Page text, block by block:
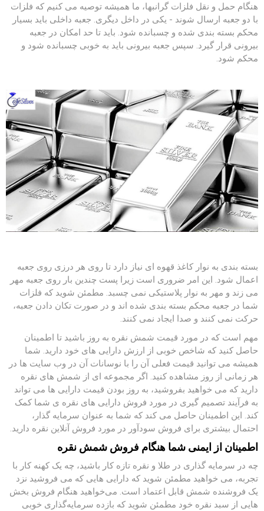
هنگام حمل و نقل فلزات گرانبها، ما همیشه توصیه می کنیم که فلزات
با دو جعبه ارسال شوند - یکی در داخل دیگری. جعبه داخلی باید بسیار
محکم بسته بندی شده و چسبانده شود. باید تا حد امکان در جعبه
بیرونی قرار گیرد. سپس جعبه بیرونی باید به خوبی چسبانده شود و
محکم شود.
بسته بندی به نوار کاغذ قهوه ای نیاز دارد تا روی هر درزی روی جعبه
اعمال شود. این امر ضروری است زیرا پست چندین بار روی جعبه مهر
می زند و مهر به نوار پلاستیکی نمی چسبد. مطمئن شوید که فلزات
شما در جعبه محکم بسته بندی شده اند و در صورت تکان دادن جعبه،
حرکت نمی کنند و صدا ایجاد نمی کنند.
مهم است که در مورد قیمت شمش نقره به روز باشید تا اطمینان
حاصل کنید که شاخص خوبی از ارزش دارایی های خود دارید. شما
همیشه می توانید قیمت فعلی آن را با نوسانات آن در وب سایت ها در
هر زمانی از روز مشاهده کنید. اگر مجموعه ای از شمش های نقره
دارید که می خواهید بفروشید، به روز بودن قیمت دارایی ها می تواند
به فرآیند تصمیم گیری در مورد فروش دارایی های نقره ی شما کمک
کند. این اطمینان حاصل می کند که شما به عنوان سرمایه گذار،
احتمال بیشتری برای فروش سودآور در مورد فروش آنلاین نقره دارید.
اطمینان از ایمنی شما هنگام فروش شمش نقره
چه در سرمایه گذاری در طلا و نقره تازه کار باشید، چه یک کهنه کار با
تجربه، می خواهید مطمئن شوید که دارایی هایی که می فروشید نزد
یک فروشنده شمش قابل اعتماد است. می‌خواهید هنگام فروش بخش‌
هایی از سبد نقره خود مطمئن شوید که بازده سرمایه‌گذاری خوبی